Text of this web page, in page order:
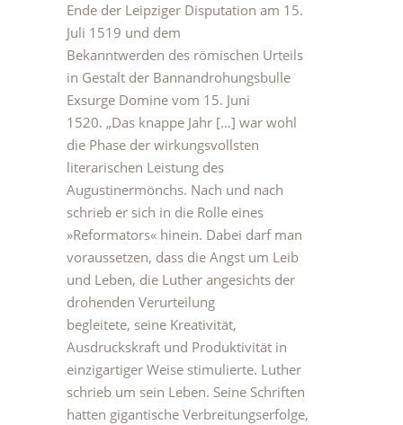
Ende der Leipziger Disputation am 15.
Juli 1519 und dem
Bekanntwerden des römischen Urteils
in Gestalt der Bannandrohungsbulle
Exsurge Domine vom 15. Juni
1520. „Das knappe Jahr […] war wohl
die Phase der wirkungsvollsten
literarischen Leistung des
Augustinermönchs. Nach und nach
schrieb er sich in die Rolle eines
»Reformators« hinein. Dabei darf man
voraussetzen, dass die Angst um Leib
und Leben, die Luther angesichts der
drohenden Verurteilung
begleitete, seine Kreativität,
Ausdruckskraft und Produktivität in
einzigartiger Weise stimulierte. Luther
schrieb um sein Leben. Seine Schriften
hatten gigantische Verbreitungserfolge,